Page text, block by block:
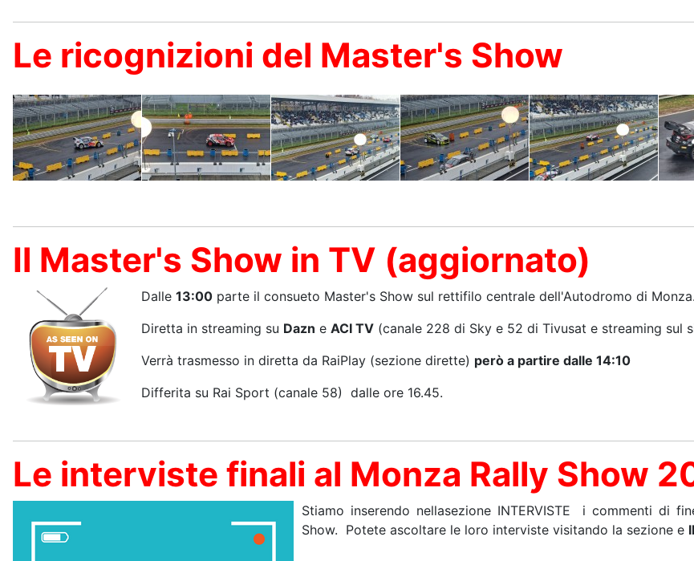
Le ricognizioni del Master's Show
Il Master's Show in TV (aggiornato)
Dalle 13:00 parte il consueto Master's Show sul rettifilo centrale dell'Autodromo di Monza.
Diretta in streaming su Dazn e ACI TV (canale 228 di Sky e 52 di Tivusat e streaming sul
Verrà trasmesso in diretta da RaiPlay (sezione dirette) però a partire dalle 14:10
Differita su Rai Sport (canale 58) dalle ore 16.45.
Le interviste finali al Monza Rally Show
Stiamo inserendo nellasezione INTERVISTE i commenti di
Show. Potete ascoltare le loro interviste visitando la sezione e